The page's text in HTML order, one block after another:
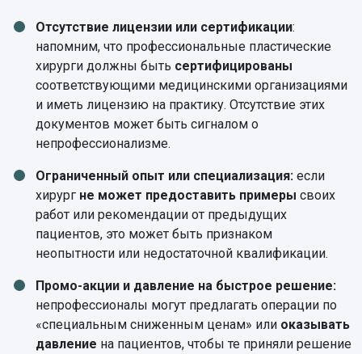
Отсутствие лицензии или сертификации:
напомним, что профессиональные пластические
хирурги должны быть сертифицированы
соответствующими медицинскими организациями
и иметь лицензию на практику. Отсутствие этих
документов может быть сигналом о
непрофессионализме.
Ограниченный опыт или специализация: если
хирург не может предоставить примеры своих
работ или рекомендации от предыдущих
пациентов, это может быть признаком
неопытности или недостаточной квалификации.
Промо-акции и давление на быстрое решение:
непрофессионалы могут предлагать операции по
«специальным сниженным ценам» или оказывать
давление на пациентов, чтобы те приняли решение